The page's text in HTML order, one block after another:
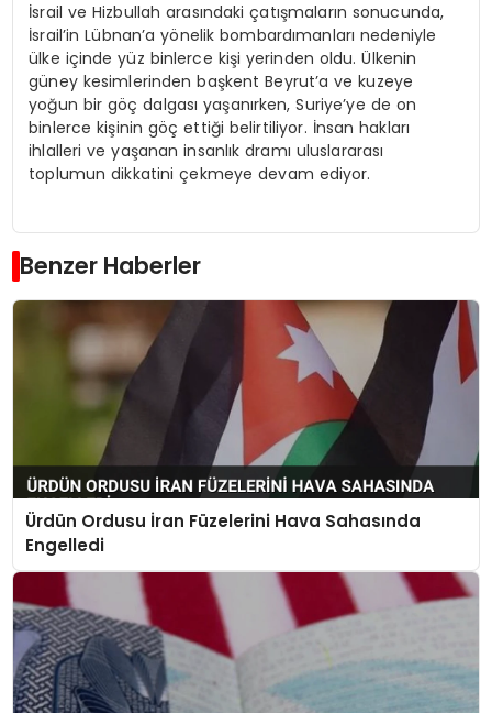
İsrail ve Hizbullah arasındaki çatışmaların sonucunda,
İsrail’in Lübnan’a yönelik bombardımanları nedeniyle
ülke içinde yüz binlerce kişi yerinden oldu. Ülkenin
güney kesimlerinden başkent Beyrut’a ve kuzeye
yoğun bir göç dalgası yaşanırken, Suriye’ye de on
binlerce kişinin göç ettiği belirtiliyor. İnsan hakları
ihlalleri ve yaşanan insanlık dramı uluslararası
toplumun dikkatini çekmeye devam ediyor.
Benzer Haberler
Ürdün Ordusu İran Füzelerini Hava Sahasında
Engelledi